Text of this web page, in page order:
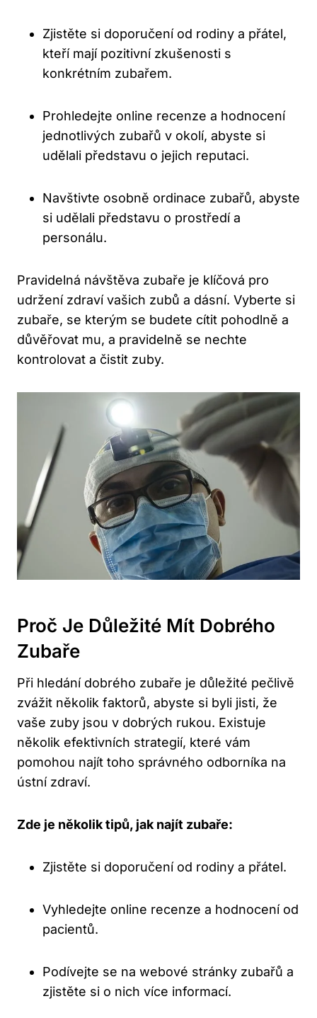
Zjistěte si doporučení od rodiny a přátel,
kteří mají pozitivní zkušenosti s
konkrétním zubařem.
Prohledejte online recenze a hodnocení
jednotlivých zubařů v okolí, abyste si
udělali představu o jejich reputaci.
Navštivte osobně ordinace zubařů, abyste
si udělali představu o prostředí a
personálu.
Pravidelná návštěva zubaře je klíčová pro
udržení zdraví vašich zubů a dásní. Vyberte si
zubaře, se kterým se budete cítit pohodlně a
důvěřovat mu, a pravidelně se nechte
kontrolovat a čistit zuby.
Proč Je Důležité Mít Dobrého
Zubaře
Při hledání dobrého zubaře je důležité pečlivě
zvážit několik faktorů, abyste si byli jisti, že
vaše zuby jsou v dobrých rukou. Existuje
několik efektivních strategií, které vám
pomohou najít toho správného odborníka na
ústní zdraví.
Zde je několik tipů, jak najít zubaře:
Zjistěte si doporučení od rodiny a přátel.
Vyhledejte online recenze a hodnocení od
pacientů.
Podívejte se na webové stránky zubařů a
zjistěte si o nich více informací.